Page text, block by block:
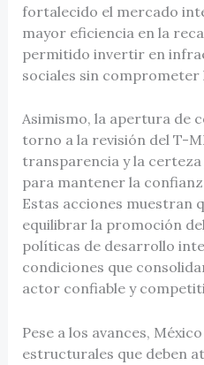
fortalecido el mercado
mayor eficiencia en la
permitido invertir en
sociales sin comprometer
Asimismo, la apertura de
torno a la revisión del T-
transparencia y la
para mantener la
Estas acciones muestran
equilibrar la promoción
políticas de desarrollo
condiciones que
actor confiable y
Pese a los avances,
estructurales que deben